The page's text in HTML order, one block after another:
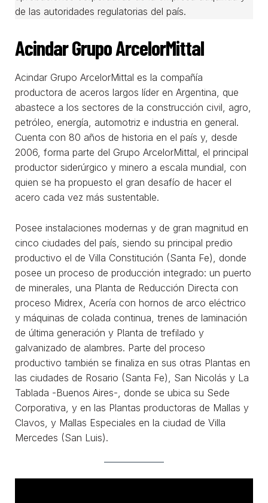
de las autoridades regulatorias del país.
Acindar Grupo ArcelorMittal
Acindar Grupo ArcelorMittal es la compañía
productora de aceros largos líder en Argentina, que
abastece a los sectores de la construcción civil, agro,
petróleo, energía, automotriz e industria en general.
Cuenta con 80 años de historia en el país y, desde
2006, forma parte del Grupo ArcelorMittal, el principal
productor siderúrgico y minero a escala mundial, con
quien se ha propuesto el gran desafío de hacer el
acero cada vez más sustentable.
Posee instalaciones modernas y de gran magnitud en
cinco ciudades del país, siendo su principal predio
productivo el de Villa Constitución (Santa Fe), donde
posee un proceso de producción integrado: un puerto
de minerales, una Planta de Reducción Directa con
proceso Midrex, Acería con hornos de arco eléctrico
y máquinas de colada continua, trenes de laminación
de última generación y Planta de trefilado y
galvanizado de alambres. Parte del proceso
productivo también se finaliza en sus otras Plantas en
las ciudades de Rosario (Santa Fe), San Nicolás y La
Tablada -Buenos Aires-, donde se ubica su Sede
Corporativa, y en las Plantas productoras de Mallas y
Clavos, y Mallas Especiales en la ciudad de Villa
Mercedes (San Luis).